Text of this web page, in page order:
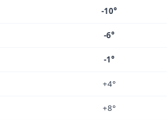
-10°
-6°
-1°
+4°
+8°